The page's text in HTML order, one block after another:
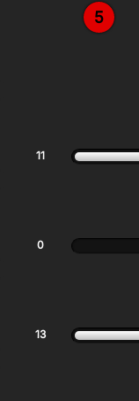
5
11
0
13